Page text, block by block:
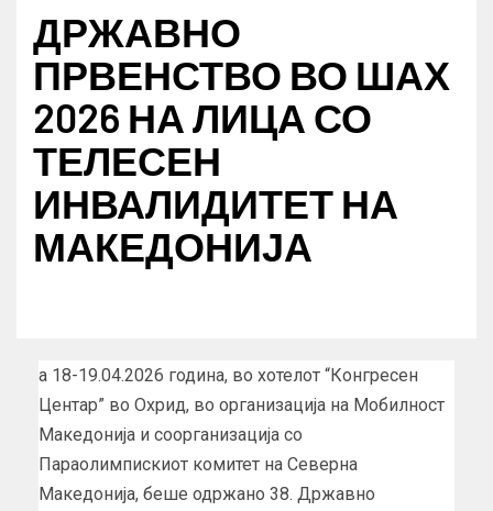
ДРЖАВНО
ПРВЕНСТВО ВО ШАХ
2026 НА ЛИЦА СО
ТЕЛЕСЕН
ИНВАЛИДИТЕТ НА
МАКЕДОНИЈА
а 18-19.04.2026 година, во хотелот “Конгресен
Центар” во Охрид, во организација на Мобилност
Македонија и соорганизација со
Параолимпискиот комитет на Северна
Македонија, беше одржано 38. Државно